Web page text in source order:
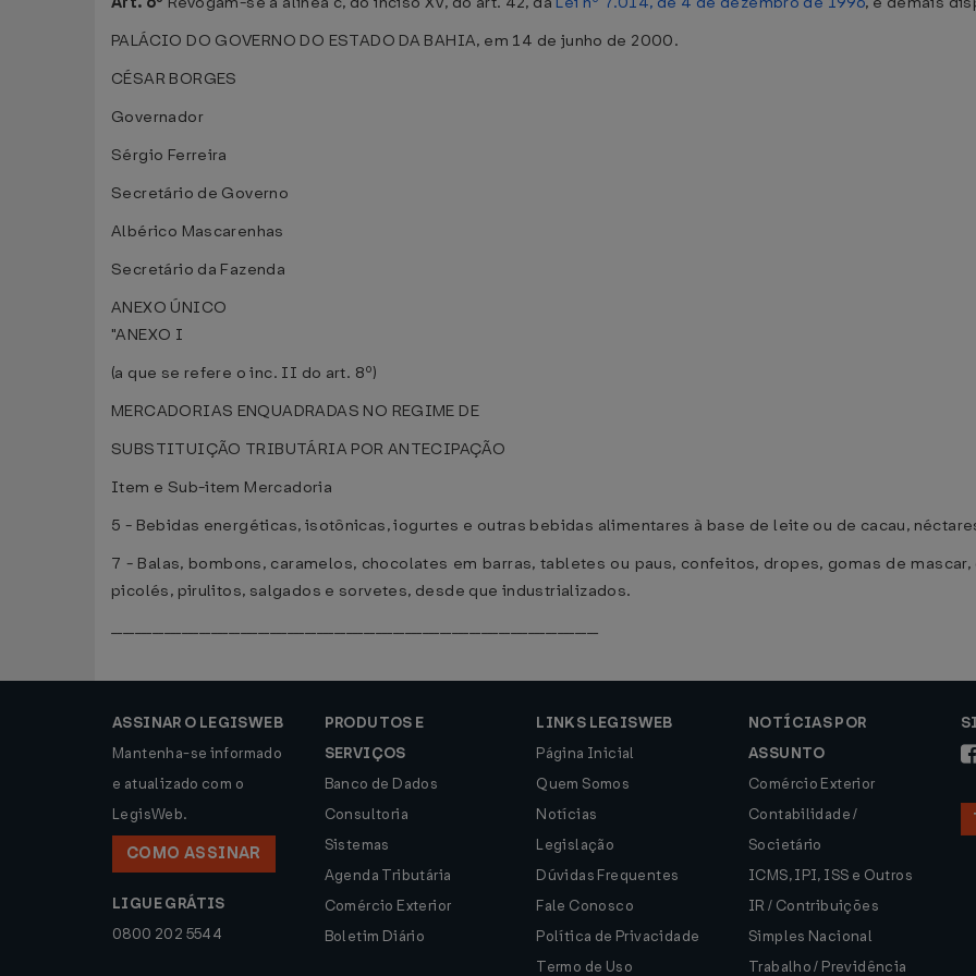
PALÁCIO DO GOVERNO DO ESTADO DA BAHIA, em 14 de junho de 2000.
CÉSAR BORGES
Governador
Sérgio Ferreira
Secretário de Governo
Albérico Mascarenhas
Secretário da Fazenda
ANEXO ÚNICO
"ANEXO I
(a que se refere o inc. II do art. 8º)
MERCADORIAS ENQUADRADAS NO REGIME DE
SUBSTITUIÇÃO TRIBUTÁRIA POR ANTECIPAÇÃO
Item e Sub-item Mercadoria
5 - Bebidas energéticas, isotônicas, iogurtes e outras bebidas alimentares à base de leite ou de cacau,
7 - Balas, bombons, caramelos, chocolates em barras, tabletes ou paus, confeitos, dropes, gomas de
picolés, pirulitos, salgados e sorvetes, desde que industrializados.
___________________________________________________________________________________
ASSINAR O LEGISWEB
Mantenha-se informado
e atualizado com o
LegisWeb.
COMO ASSINAR
LIGUE GRÁTIS
0800 202 5544
PRODUTOS E
SERVIÇOS
Banco de Dados
Consultoria
Sistemas
Agenda Tributária
Comércio Exterior
Boletim Diário
LINKS LEGISWEB
Página Inicial
Quem Somos
Notícias
Legislação
Dúvidas Frequentes
Fale Conosco
Política de Privacidade
Termo de Uso
NOTÍCIAS POR
ASSUNTO
Comércio Exterior
Contabilidade /
Societário
ICMS, IPI, ISS e Outros
IR / Contribuições
Simples Nacional
Trabalho / Previdência